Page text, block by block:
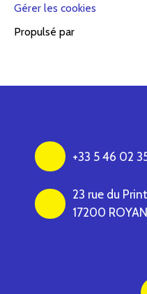
Gérer les cookies
Propulsé par
+33 5 46 02
23 rue du
17200 ROYAN